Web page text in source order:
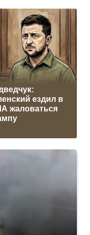
ездил в
жаловаться